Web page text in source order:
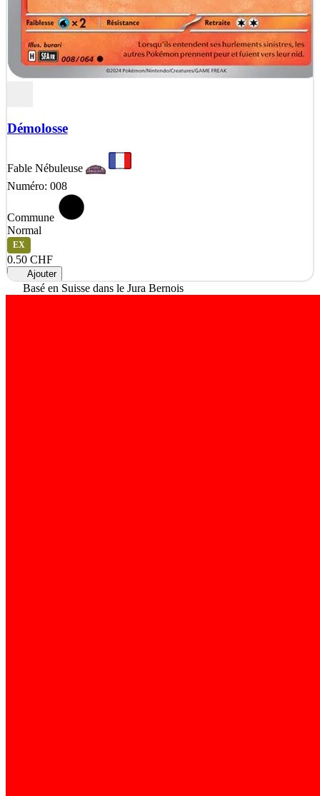
Démolosse
Fable Nébuleuse
Numéro: 008
Commune
Normal
EX
0.50 CHF
Ajouter
Basé en Suisse dans le Jura Bernois